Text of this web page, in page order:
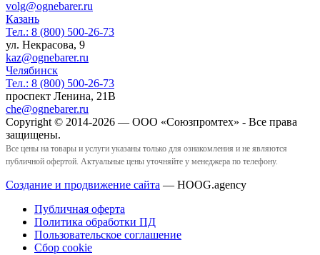
volg@ognebarer.ru
Казань
Тел.: 8 (800) 500-26-73
ул. Некрасова, 9
kaz@ognebarer.ru
Челябинск
Тел.: 8 (800) 500-26-73
проспект Ленина, 21В
che@ognebarer.ru
Copyright © 2014-2026 — ООО «Союзпромтех» - Все права
защищены.
Все цены на товары и услуги указаны только для ознакомления и не являются
публичной офертой. Актуальные цены уточняйте у менеджера по телефону.
Создание и продвижение сайта — HOOG.agency
Публичная оферта
Политика обработки ПД
Пользовательское соглашение
Сбор cookie